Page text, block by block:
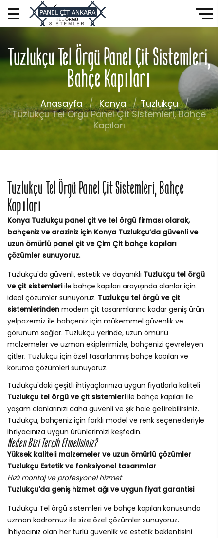
Tuzlukçu Tel Örgü Panel Çit Sistemleri,
Bahçe Kapıları
Anasayfa Konya
Tuzlukçu
Tuzlukçu Tel Örgü Panel Çit Sistemleri, Bahçe
Kapıları
Tuzlukçu Tel Örgü Panel Çit Sistemleri, Bahçe
Kapıları
Konya Tuzlukçu panel çit ve tel örgü firması olarak,
bahçeniz ve araziniz için Konya Tuzlukçu’da güvenli ve
uzun ömürlü panel çit ve Çim Çit bahçe kapıları
çözümler sunuyoruz.
Tuzlukçu'da güvenli, estetik ve dayanıklı Tuzlukçu tel örgü
ve çit sistemleriile bahçe kapıları arayışında olanlar için
ideal çözümler sunuyoruz. Tuzlukçu tel örgü ve çit
sistemlerinden modern çit tasarımlarına kadar geniş ürün
yelpazemiz ile bahçeniz için mükemmel güvenlik ve
görünüm sağlar. Tuzlukçu yerinde, uzun ömürlü
malzemeler ve uzman ekiplerimizle, bahçenizi çevreleyen
çitler, Tuzlukçu için özel tasarlanmış bahçe kapıları ve
koruma çözümleri sunuyoruz.
Tuzlukçu'daki çeşitli ihtiyaçlarınıza uygun fiyatlarla kaliteli
Tuzlukçu tel örgü ve çit sistemleriile bahçe kapıları ile
yaşam alanlarınızı daha güvenli ve şık hale getirebilirsiniz.
Tuzlukçu, bahçeniz için farklı model ve renk seçenekleriyle
ihtiyacınıza uygun ürünlerimizi keşfedin.
Neden Bizi Tercih Etmelisiniz?
Yüksek kaliteli malzemeler ve uzun ömürlü çözümler
Tuzlukçu Estetik ve fonksiyonel tasarımlar
Hızlı montaj ve profesyonel hizmet
Tuzlukçu'da geniş hizmet ağı ve uygun fiyat garantisi
Tuzlukçu Tel örgü sistemleri ve bahçe kapıları konusunda
uzman kadromuz ile size özel çözümler sunuyoruz.
İhtiyacınız olan her türlü güvenlik ve estetik beklentisini